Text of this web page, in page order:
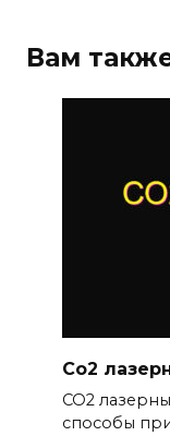
Вам
Со2
СО2
способы